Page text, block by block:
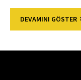
DEVAMINI GÖSTER